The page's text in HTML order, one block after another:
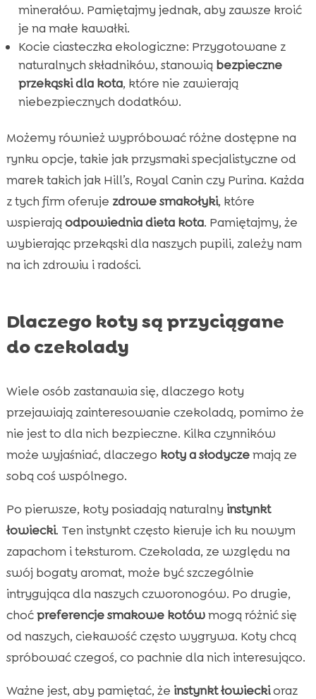
minerałów. Pamiętajmy jednak, aby zawsze kroić
je na małe kawałki.
Kocie ciasteczka ekologiczne: Przygotowane z
naturalnych składników, stanowią bezpieczne
przekąski dla kota, które nie zawierają
niebezpiecznych dodatków.
Możemy również wypróbować różne dostępne na
rynku opcje, takie jak przysmaki specjalistyczne od
marek takich jak Hill’s, Royal Canin czy Purina. Każda
z tych firm oferuje zdrowe smakołyki, które
wspierają odpowiednia dieta kota. Pamiętajmy, że
wybierając przekąski dla naszych pupili, zależy nam
na ich zdrowiu i radości.
Dlaczego koty są przyciągane
do czekolady
Wiele osób zastanawia się, dlaczego koty
przejawiają zainteresowanie czekoladą, pomimo że
nie jest to dla nich bezpieczne. Kilka czynników
może wyjaśniać, dlaczego koty a słodyczemają ze
sobą coś wspólnego.
Po pierwsze, koty posiadają naturalny instynkt
łowiecki. Ten instynkt często kieruje ich ku nowym
zapachom i teksturom. Czekolada, ze względu na
swój bogaty aromat, może być szczególnie
intrygująca dla naszych czworonogów. Po drugie,
choćpreferencje smakowe kotówmogą różnić się
od naszych, ciekawość często wygrywa. Koty chcą
spróbować czegoś, co pachnie dla nich interesująco.
Ważne jest, aby pamiętać, że instynkt łowieckioraz